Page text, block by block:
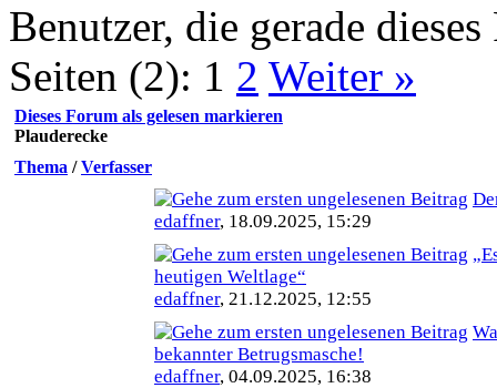
Benutzer, die gerade
Seiten (2): 1 2 Weiter »
Dieses Forum als gelesen markieren
Plauderecke
Thema /Verfasser
edaffner, 18.09.2025, 15:29
heutigen Weltlage“
edaffner, 21.12.2025, 12:55
bekannter Betrugsmasche!
edaffner, 04.09.2025, 16:38